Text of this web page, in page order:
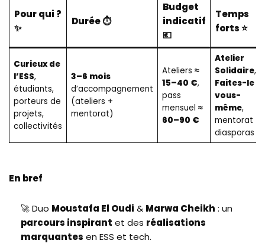
Pour qui ?
✨
Durée ⏱️
Budget
indicatif
💶
Temps
forts ⭐
Curieux de
l’ESS,
étudiants,
porteurs de
projets,
collectivités
3–6 mois
d’accompagnement
(ateliers +
mentorat)
Ateliers ≈
15–40 €,
pass
mensuel ≈
60–90 €
Atelier
Solidaire,
Faites-le
vous-
même,
mentorat
diasporas
En bref
🚀 Duo Moustafa El Oudi & Marwa Cheikh : un
parcours inspirant et des réalisations
marquantes en ESS et tech.